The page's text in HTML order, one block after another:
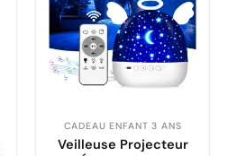
CADEAU ENFANT 3 ANS
Veilleuse Projecteur